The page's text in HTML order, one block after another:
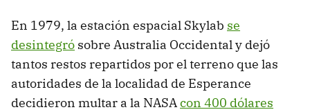
En 1979, la estación espacial Skylab se
desintegró sobre Australia Occidental y dejó
tantos restos repartidos por el terreno que las
autoridades de la localidad de Esperance
decidieron multar a la NASAcon 400 dólares